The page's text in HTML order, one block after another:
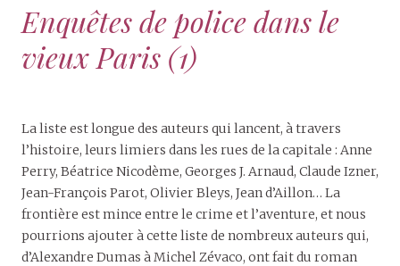
Enquêtes de police dans le
vieux Paris (1)
La liste est longue des auteurs qui lancent, à travers
l’histoire, leurs limiers dans les rues de la capitale : Anne
Perry, Béatrice Nicodème, Georges J. Arnaud, Claude Izner,
Jean-François Parot, Olivier Bleys, Jean d’Aillon… La
frontière est mince entre le crime et l’aventure, et nous
pourrions ajouter à cette liste de nombreux auteurs qui,
d’Alexandre Dumas à Michel Zévaco, ont fait du roman